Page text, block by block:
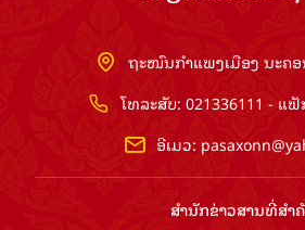
ຖະໜົນກຳແພງເມືອງ ນະຄ
ໂທລະສັບ: 021336111 - ແຟັ
ອີເມວ:
ສຳ​ນັກ​ຂ່າວ​ສານ​ທີ່​ສຳ​